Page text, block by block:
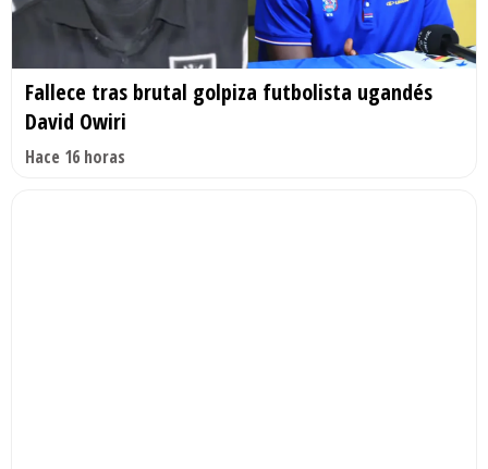
Fallece tras brutal golpiza futbolista ugandés
David Owiri
Hace 16 horas